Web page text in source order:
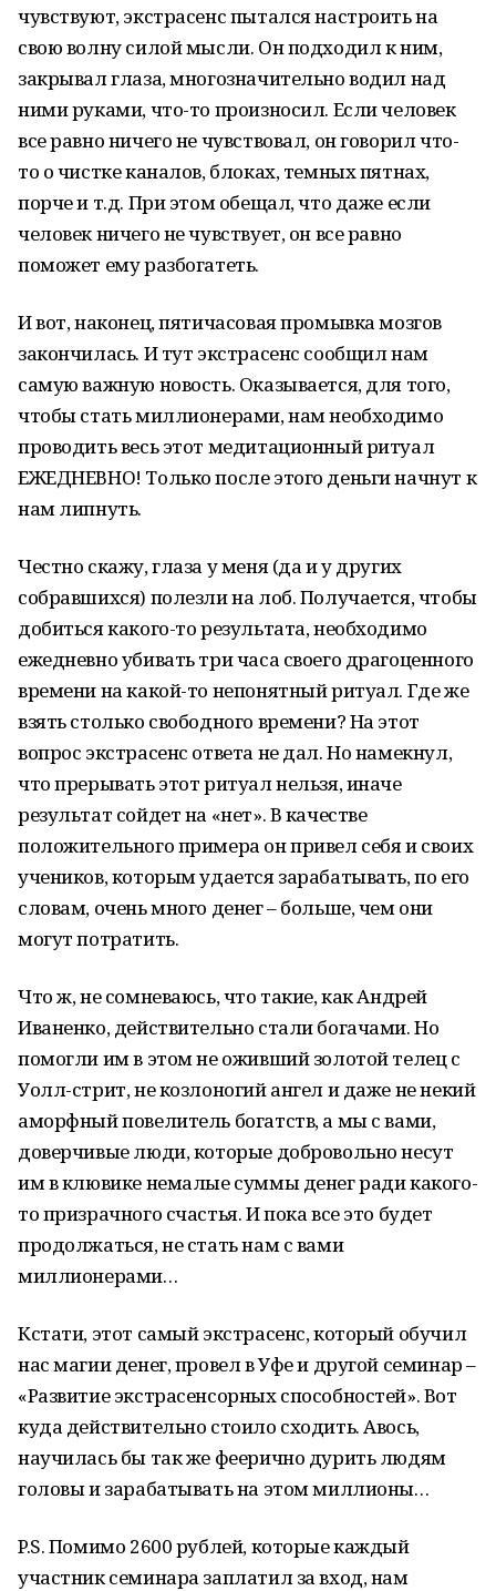
чувствуют, экстрасенс пытался настроить на
свою волну силой мысли. Он подходил к ним,
закрывал глаза, многозначительно водил над
ними руками, что-то произносил. Если человек
все равно ничего не чувствовал, он говорил что-
то о чистке каналов, блоках, темных пятнах,
порче и т.д. При этом обещал, что даже если
человек ничего не чувствует, он все равно
поможет ему разбогатеть.
И вот, наконец, пятичасовая промывка мозгов
закончилась. И тут экстрасенс сообщил нам
самую важную новость. Оказывается, для того,
чтобы стать миллионерами, нам необходимо
проводить весь этот медитационный ритуал
ЕЖЕДНЕВНО! Только после этого деньги начнут к
нам липнуть.
Честно скажу, глаза у меня (да и у других
собравшихся) полезли на лоб. Получается, чтобы
добиться какого-то результата, необходимо
ежедневно убивать три часа своего драгоценного
времени на какой-то непонятный ритуал. Где же
взять столько свободного времени? На этот
вопрос экстрасенс ответа не дал. Но намекнул,
что прерывать этот ритуал нельзя, иначе
результат сойдет на «нет». В качестве
положительного примера он привел себя и своих
учеников, которым удается зарабатывать, по его
словам, очень много денег – больше, чем они
могут потратить.
Что ж, не сомневаюсь, что такие, как Андрей
Иваненко, действительно стали богачами. Но
помогли им в этом не оживший золотой телец с
Уолл-стрит, не козлоногий ангел и даже не некий
аморфный повелитель богатств, а мы с вами,
доверчивые люди, которые добровольно несут
им в клювике немалые суммы денег ради какого-
то призрачного счастья. И пока все это будет
продолжаться, не стать нам с вами
миллионерами…
Кстати, этот самый экстрасенс, который обучил
нас магии денег, провел в Уфе и другой семинар –
«Развитие экстрасенсорных способностей». Вот
куда действительно стоило сходить. Авось,
научилась бы так же феерично дурить людям
головы и зарабатывать на этом миллионы…
P.S. Помимо 2600 рублей, которые каждый
участник семинара заплатил за вход, нам